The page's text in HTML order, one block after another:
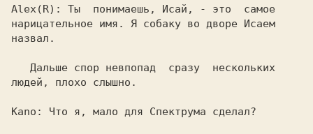
Alex(R): Ты  понимаешь, Исай, - это  самое
нарицательное имя. Я собаку во дворе Исаем
назвал.
людей, плохо слышно.
Kano: Что я, мало для Спектрума сделал?